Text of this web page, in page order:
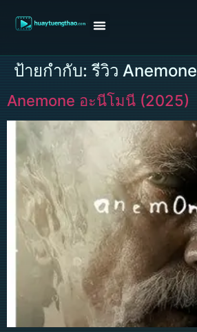
ป้ายกำกับ: รีวิว Anemone
Anemone อะนีโมนี (2025)